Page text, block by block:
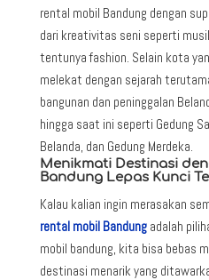
rental mobil Bandung dengan
dari kreativitas seni seperti
tentunya fashion. Selain kota
melekat dengan sejarah
bangunan dan peninggalan
hingga saat ini seperti Gedung
Belanda, dan Gedung Merdeka.
Menikmati Destinasi
Bandung Lepas Kunci
Kalau kalian ingin merasakan
rental mobil Bandungadalah
mobil bandung, kita bisa bebas
destinasi menarik yang